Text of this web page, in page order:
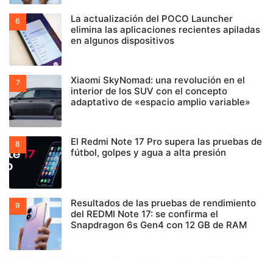
La actualización del POCO Launcher
elimina las aplicaciones recientes apiladas
en algunos dispositivos
Xiaomi SkyNomad: una revolución en el
interior de los SUV con el concepto
adaptativo de «espacio amplio variable»
El Redmi Note 17 Pro supera las pruebas de
fútbol, golpes y agua a alta presión
Resultados de las pruebas de rendimiento
del REDMI Note 17: se confirma el
Snapdragon 6s Gen4 con 12 GB de RAM